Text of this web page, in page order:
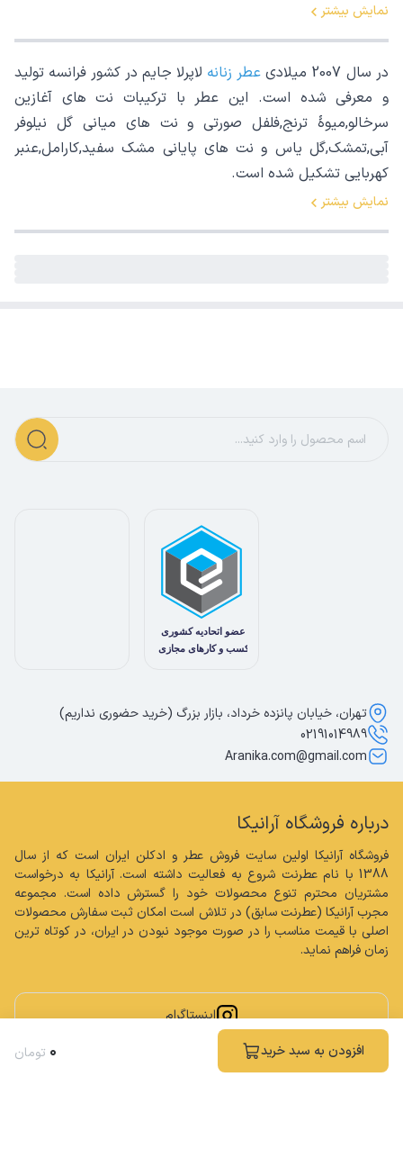
افزودن به سبد خرید ۰ تومان
نمایش بیشتر
در سال 2007 میلادی عطر زنانه لاپرلا جایم در کشور فرانسه تولید
و معرفی شده است. این عطر با ترکیبات نت های آغازین
سرخالو,میوۀ ترنج,فلفل صورتی و نت های میانی گل نیلوفر
آبی,تمشک,گل یاس و نت های پایانی مشک سفید,کارامل,عنبر
کهربایی تشکیل شده است.
نمایش بیشتر
درباره فروشگاه آرانیکا
زمان فراهم نماید.
اینستاگرام
تهران، خیابان پانزده خرداد، بازار بزرگ (خرید حضوری نداریم)
02191014989
Aranika.com@gmail.com
کلیه حقوق مادی و معنوی این سایت محفوظ و متعلق به فروشگاه آرانیکا می باشد.